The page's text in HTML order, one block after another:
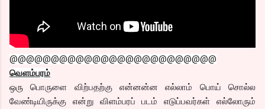
@@@@@@@@@@@@@@@@@@@@@@@@@
வெளம்பரம்
ஒரு பொருளை விற்பதற்கு என்னன்ன எல்லாம் பொய் சொல்ல
வேண்டியிருக்கு என்று விளம்பரப் படம் எடுப்பவர்கள் எல்லோரும்